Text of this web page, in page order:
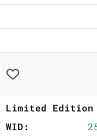
Limited Edition
WID: